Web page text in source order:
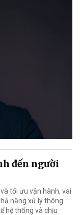
đến người
tối ưu vận hành, vai
năng xử lý thông
hệ thống và chịu